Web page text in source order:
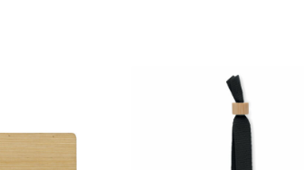
Minimale afname: 1